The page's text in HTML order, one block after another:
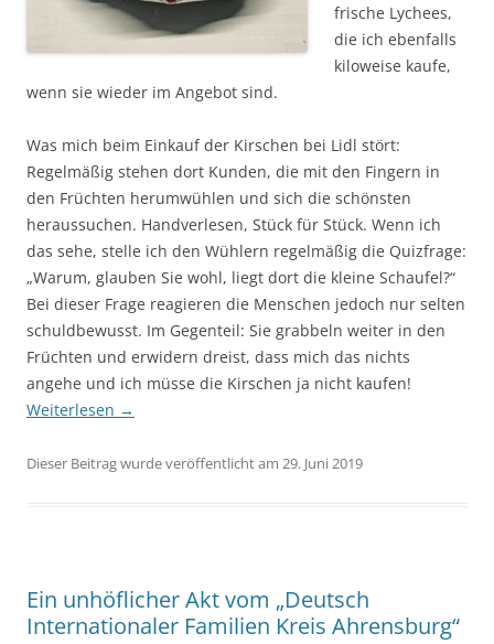
frische Lychees,
die ich ebenfalls
kiloweise kaufe,
wenn sie wieder im Angebot sind.
Was mich beim Einkauf der Kirschen bei Lidl stört:
Regelmäßig stehen dort Kunden, die mit den Fingern in
den Früchten herumwühlen und sich die schönsten
heraussuchen. Handverlesen, Stück für Stück. Wenn ich
das sehe, stelle ich den Wühlern regelmäßig die Quizfrage:
„Warum, glauben Sie wohl, liegt dort die kleine Schaufel?“
Bei dieser Frage reagieren die Menschen jedoch nur selten
schuldbewusst. Im Gegenteil: Sie grabbeln weiter in den
Früchten und erwidern dreist, dass mich das nichts
angehe und ich müsse die Kirschen ja nicht kaufen!
Weiterlesen →
Dieser Beitrag wurde veröffentlicht am 29. Juni 2019
Ein unhöflicher Akt vom „Deutsch
Internationaler Familien Kreis Ahrensburg“